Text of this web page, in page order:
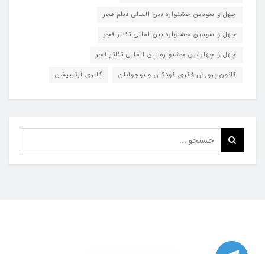
چهل و سومین جشنواره بین المللی فیلم فجر
چهل و سومین جشنواره بین‌المللی تئاتر فجر
چهل و چهارمین جشنواره بین المللی تئاتر فجر
کانون پرورش فکری کودکان و نوجوانان
گالری آرتیبیشن